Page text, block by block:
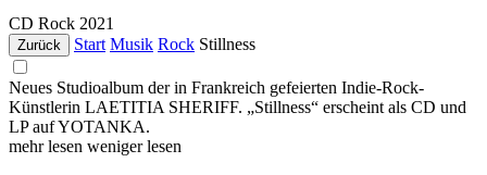
CD Rock 2021
Zurück Start Musik Rock Stillness
Neues Studioalbum der in Frankreich gefeierten Indie-Rock-
Künstlerin LAETITIA SHERIFF. „Stillness“ erscheint als CD und
LP auf YOTANKA.
mehr lesen weniger lesen